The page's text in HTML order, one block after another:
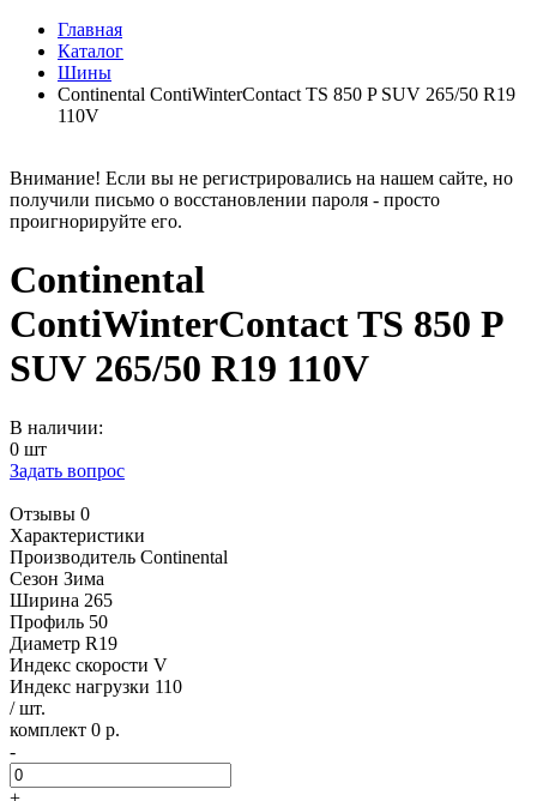
Главная
Каталог
Шины
Continental ContiWinterContact TS 850 P SUV 265/50 R19
110V
Внимание! Если вы не регистрировались на нашем сайте, но
получили письмо о восстановлении пароля - просто
проигнорируйте его.
Continental
ContiWinterContact TS 850 P
SUV 265/50 R19 110V
В наличии:
0 шт
Задать вопрос
Отзывы 0
Характеристики
Производитель Continental
Сезон Зима
Ширина 265
Профиль 50
Диаметр R19
Индекс скорости V
Индекс нагрузки 110
/ шт.
комплект 0 р.
-